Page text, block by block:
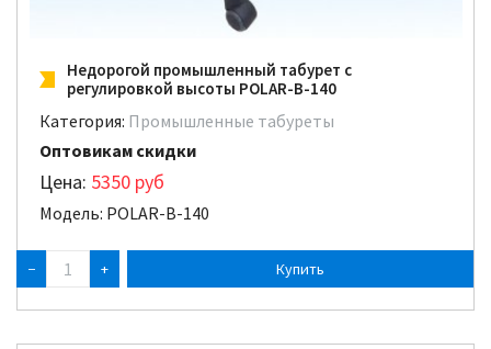
Недорогой промышленный табурет с
регулировкой высоты POLAR-B-140
Категория: Промышленные табуреты
Оптовикам скидки
Цена: 5350 руб
Модель: POLAR-B-140
− +